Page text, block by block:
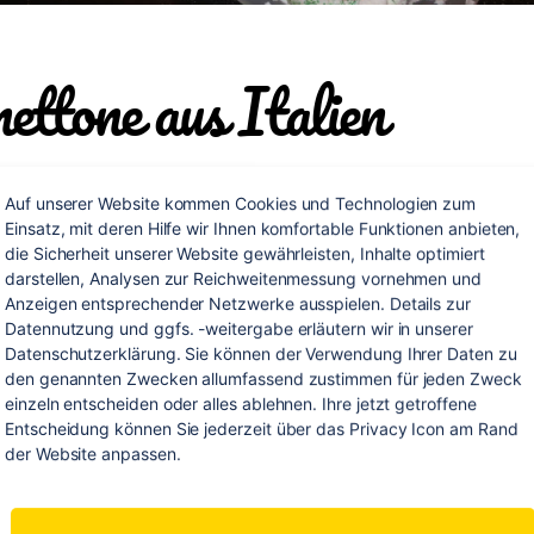
aus Italien
ist eine Spezialität aus Mailand, die dort traditionell zur
gegessen wird. Es handelt sich um einen
mit Rosinen und kandierten Früchten gebacken
Getränke gereicht.
g kandierte Früchte, 80 g Sultaninen
TL abgeriebene Zitronenschale, 1 TL abgeriebene
(unbehandelt)
Auf unserer Website kommen Cookies und Technologien zum
Einsatz, mit deren Hilfe wir Ihnen komfortable Funktionen anbieten,
die Sicherheit unserer Website gewährleisten, Inhalte optimiert
darstellen, Analysen zur Reichweitenmessung vornehmen und
Anzeigen entsprechender Netzwerke ausspielen. Details zur
Datennutzung und ggfs. -weitergabe erläutern wir in unserer
Datenschutzerklärung. Sie können der Verwendung Ihrer Daten zu
den genannten Zwecken allumfassend zustimmen für jeden Zweck
einzeln entscheiden oder alles ablehnen. Ihre jetzt getroffene
Entscheidung können Sie jederzeit über das Privacy Icon am Rand
der Website anpassen.